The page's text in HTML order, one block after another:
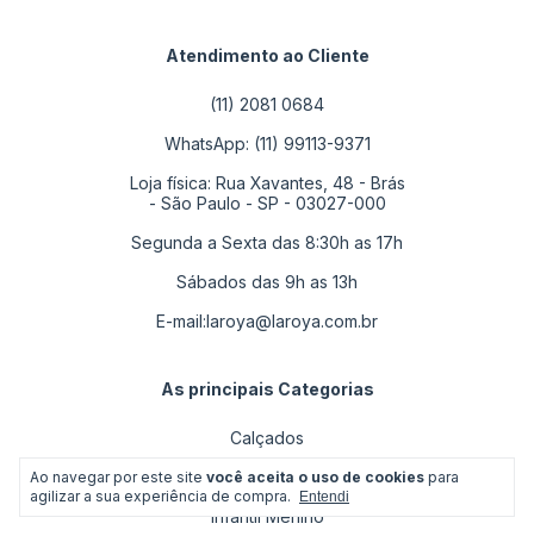
Ao navegar por este site você aceita o uso de cookies para
agilizar a sua experiência de compra.
Entendi
Atendimento ao Cliente
(11) 2081 0684
WhatsApp: (11) 99113-9371
Loja física: Rua Xavantes, 48 - Brás
- São Paulo - SP - 03027-000
Segunda a Sexta das 8:30h as 17h
Sábados das 9h as 13h
E-mail:laroya@laroya.com.br
As principais Categorias
Calçados
Infantil Menina
Infantil Menino